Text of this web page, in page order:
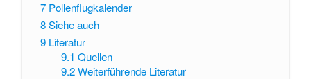
7 Pollenflugkalender
8Siehe auch
9 Literatur
9.1 Quellen
9.2 Weiterführende Literatur